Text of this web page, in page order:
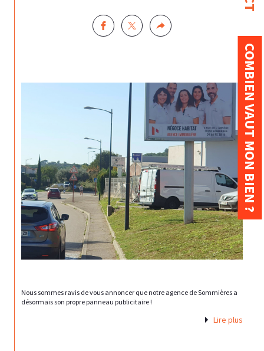
COMBIEN VAUT MON BIEN ?
Nous sommes ravis de vous annoncer que notre agence de Sommières a
désormais son propre panneau publicitaire !
Lire plus